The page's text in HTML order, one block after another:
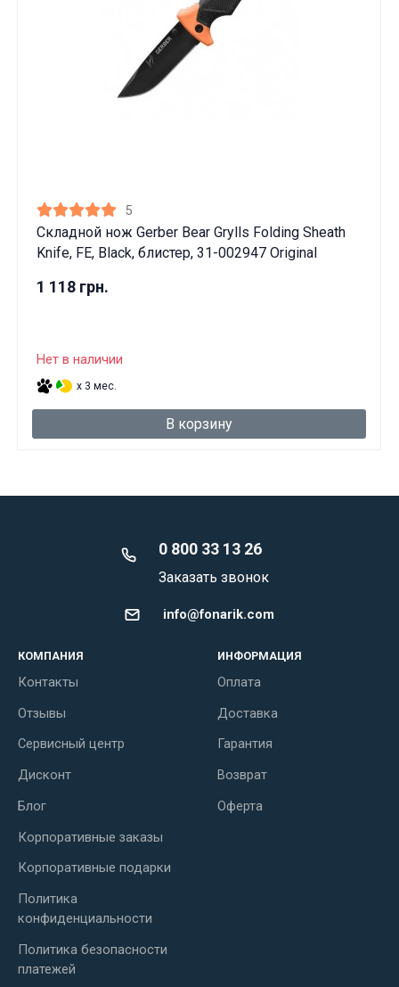
5
Складной нож Gerber Bear Grylls Folding Sheath
Knife, FE, Black, блистер, 31-002947 Original
1 118 грн.
Нет в наличии
x 3 мес.
В корзину
0 800 33 13 26
Заказать звонок
info@fonarik.com
КОМПАНИЯ
Контакты
Отзывы
Сервисный центр
Дисконт
Блог
Корпоративные заказы
Корпоративные подарки
Политика
конфиденциальности
Политика безопасности
платежей
ИНФОРМАЦИЯ
Оплата
Доставка
Гарантия
Возврат
Оферта